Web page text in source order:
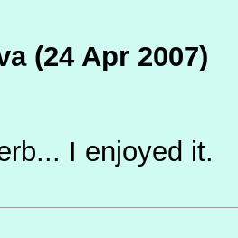
(24 Apr 2007)
I enjoyed it.